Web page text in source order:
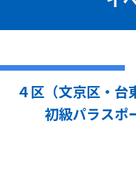
４区（文京区・台
初級パラスポ